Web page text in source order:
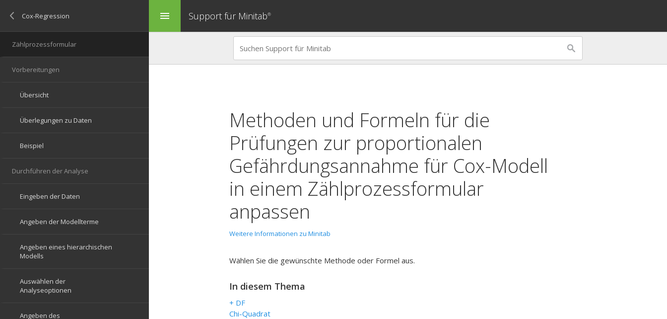
menu Support für Minitab®
Methoden und Formeln für die
Prüfungen zur proportionalen
Gefährdungsannahme für Cox-Modell
in einem Zählprozessformular
anpassen
Weitere Informationen zu Minitab
Wählen Sie die gewünschte Methode oder Formel aus.
In diesem Thema
+ DF
Chi-Quadrat